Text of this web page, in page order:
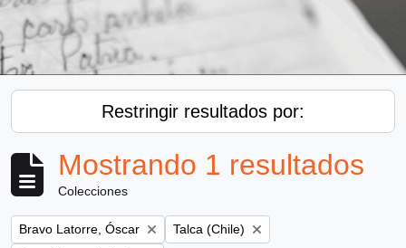
Restringir resultados por:
Mostrando 1 resultados
Colecciones
Remove filter:
Bravo Latorre, Óscar Remove filter:
Talca (Chile)